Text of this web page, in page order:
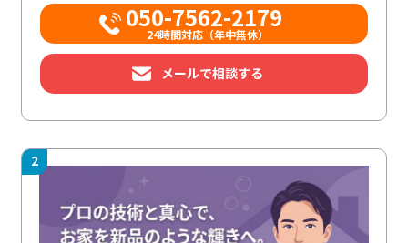
050-7562-2179
24時間対応（年中無休）
メールで相談する
2